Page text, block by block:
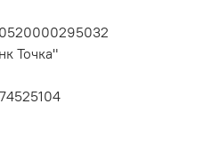
Точка"